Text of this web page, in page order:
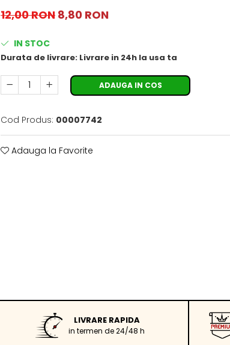
12,00 RON 8,80 RON
IN STOC
Durata de livrare: Livrare in 24h la usa ta
ADAUGA IN COS
Cod Produs: 00007742
Adauga la Favorite
LIVRARE RAPIDA
in termen de 24/48 h